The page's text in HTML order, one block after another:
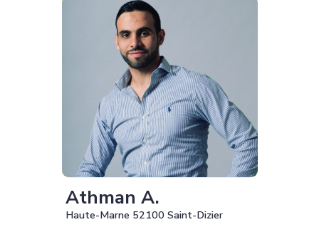
Athman A.
Haute-Marne 52100 Saint-Dizier